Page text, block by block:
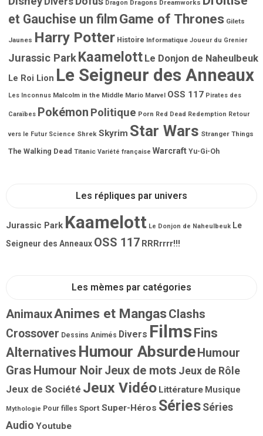
Dragon Dragons Dreamworks
et Gauchise un film Game of Thrones Gilets
Jaunes Harry Potter Histoire Informatique Joueur du Grenier
Jurassic ParkKaamelott Le Donjon de Naheulbeuk
Le Roi Lion Le Seigneur des Anneaux
Les Inconnus Malcolm in the Middle Mario Marvel OSS 117 Pirates des
Caraïbes Pokémon Politique Porn Red Dead Redemption Retour
vers le Futur Science Shrek Skyrim Star Wars Stranger Things
The Walking Dead Titanic Variété française Warcraft Yu-Gi-Oh
Les répliques par univers
Jurassic Park Kaamelott Le Donjon de Naheulbeuk Le
Seigneur des Anneaux OSS 117 RRRrrrr!!!
Les mèmes par catégories
AnimauxAnimes et MangasClashs
Crossover Dessins Animés Divers Films Fins
Alternatives Humour AbsurdeHumour
Gras Humour Noir Jeux de mots Jeux de Rôle
Jeux de Société Jeux Vidéo Littérature Musique
Mythologie Pour filles SportSuper-Héros Séries Séries
Audio Youtube